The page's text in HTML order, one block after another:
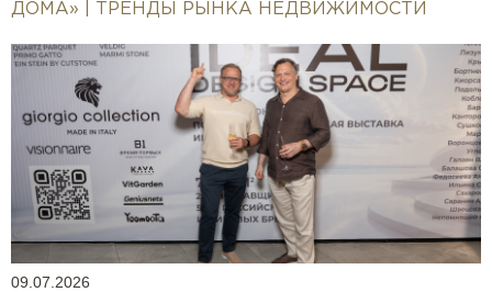
ДОМА» | ТРЕНДЫ РЫНКА НЕДВИЖИМОСТИ
09.07.2026